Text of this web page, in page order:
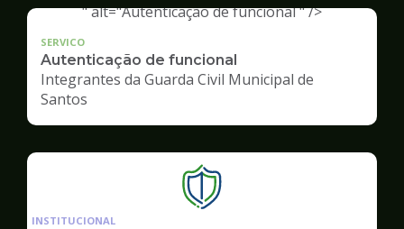
" alt="Autenticação de funcional " />
SERVICO
Autenticação de funcional
Integrantes da Guarda Civil Municipal de
Santos
Ilustração
da
INSTITUCIONAL